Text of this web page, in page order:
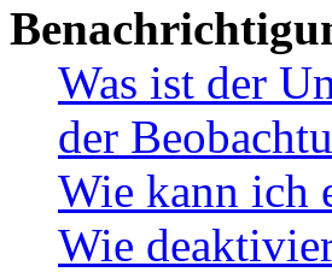
Was ist der
der
Wie kann ich
Wie